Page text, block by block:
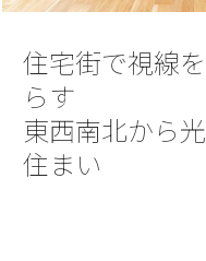
分譲住宅（建売・土地
中古住宅検索
スムストック検索
社宅建築
医療・介護・子育て
これから土地
事業用リノベーション
ホテル・旅館リフォーム
リフォーム営業所
建築再生事業
事業用売買
アフターメンテナンス
ミサワリフォーム
ご相談窓口
MISAWAについて
ミサワホームグループ
IR情報
住宅街で視線
らす
東西南北から
住まい